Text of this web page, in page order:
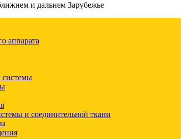
и дальнем Зарубежье
аппарата
системы
и соединительной ткани